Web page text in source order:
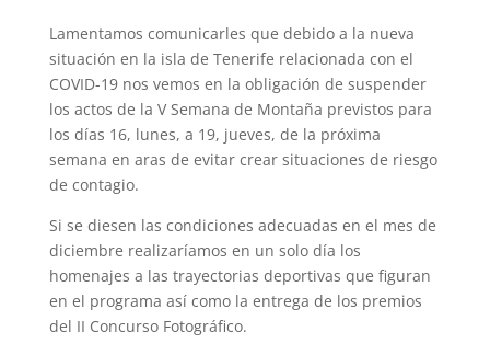
Lamentamos comunicarles que debido a la nueva
situación en la isla de Tenerife relacionada con el
COVID-19 nos vemos en la obligación de suspender
los actos de la V Semana de Montaña previstos para
los días 16, lunes, a 19, jueves, de la próxima
semana en aras de evitar crear situaciones de riesgo
de contagio.
Si se diesen las condiciones adecuadas en el mes de
diciembre realizaríamos en un solo día los
homenajes a las trayectorias deportivas que figuran
en el programa así como la entrega de los premios
del II Concurso Fotográfico.